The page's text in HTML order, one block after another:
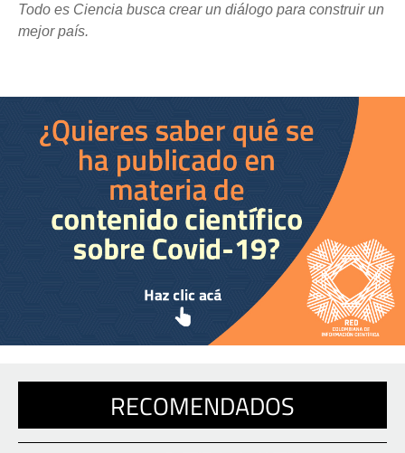
Todo es Ciencia busca crear un diálogo para construir un
mejor país.
RECOMENDADOS